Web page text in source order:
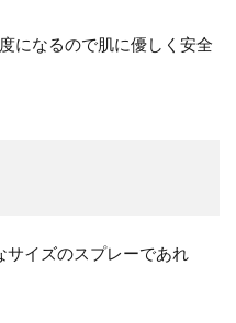
になるので肌に優しく安全
サイズのスプレーであれ